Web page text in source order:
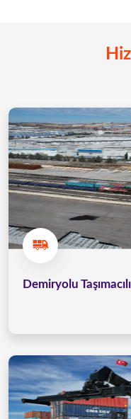
Demiryolu